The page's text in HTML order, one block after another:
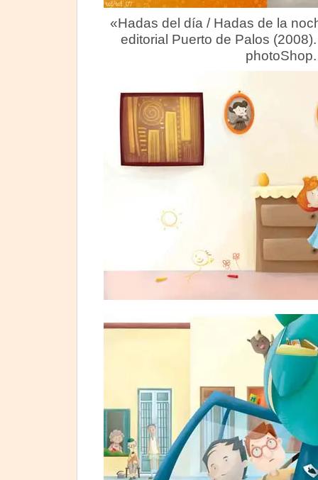
«Hadas del día / Hadas de la
editorial Puerto de Palos
photoShop.